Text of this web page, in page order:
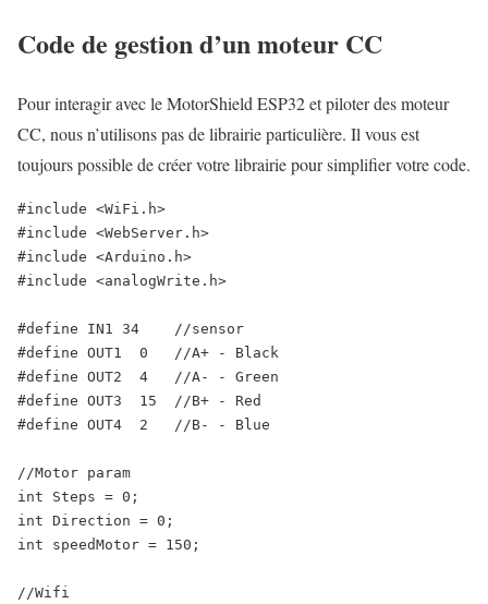
Code de gestion d’un moteur CC
Pour interagir avec le MotorShield ESP32 et piloter des moteur
CC, nous n’utilisons pas de librairie particulière. Il vous est
toujours possible de créer votre librairie pour simplifier votre code.
#include <WiFi.h>
#include <WebServer.h>
#include <Arduino.h>
#include <analogWrite.h>
#define IN1 34    //sensor
#define OUT1  0   //A+ - Black
#define OUT2  4   //A- - Green
#define OUT3  15  //B+ - Red
#define OUT4  2   //B- - Blue
//Motor param
int Steps = 0;
int Direction = 0;
int speedMotor = 150;
//Wifi